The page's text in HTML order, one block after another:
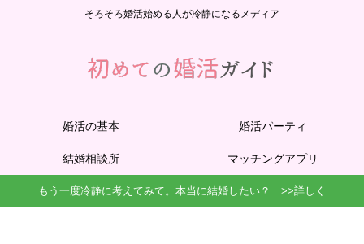
そろそろ婚活始める人が冷静になるメディア
婚活の基本 婚活パーティ
結婚相談所 マッチングアプリ
もう一度冷静に考えてみて。本当に結婚したい？ >>詳しく